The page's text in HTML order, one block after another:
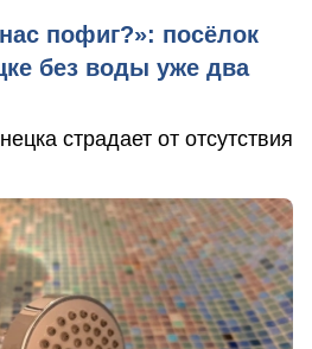
пофиг?»: посёлок
без воды уже два
страдает от отсутствия